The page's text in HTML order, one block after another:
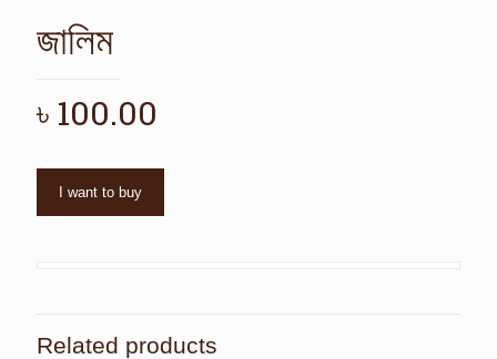
জালিম
৳ 100.00
I want to buy
Related products